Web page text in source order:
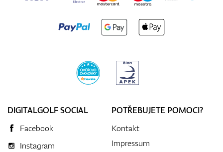
DIGITALGOLF SOCIAL
Facebook
Instagram
POTŘEBUJETE POMOCI?
Kontakt
Impressum